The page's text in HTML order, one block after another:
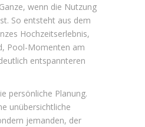
wenn die Nutzung
So entsteht aus dem
Hochzeitserlebnis,
Pool-Momenten am
entspannteren
persönliche Planung.
unübersichtliche
jemanden, der